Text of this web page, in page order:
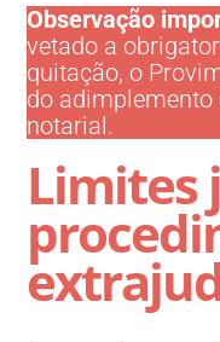
Observação
vetado a
quitação, o
do
notarial.
Limites